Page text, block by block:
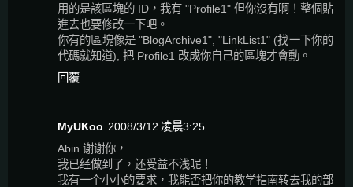
用的是該區塊的 ID，我有 "Profile1" 但你沒有啊！整個貼
進去也要修改一下吧。
你有的區塊像是 "BlogArchive1", "LinkList1" (找一下你的
代碼就知道), 把 Profile1 改成你自己的區塊才會動。
回覆
MyUKoo 2008/3/12 凌晨3:25
Abin 谢谢你，
我已经做到了，还受益不浅呢！
我有一个小小的要求，我能否把你的教学指南转去我的部